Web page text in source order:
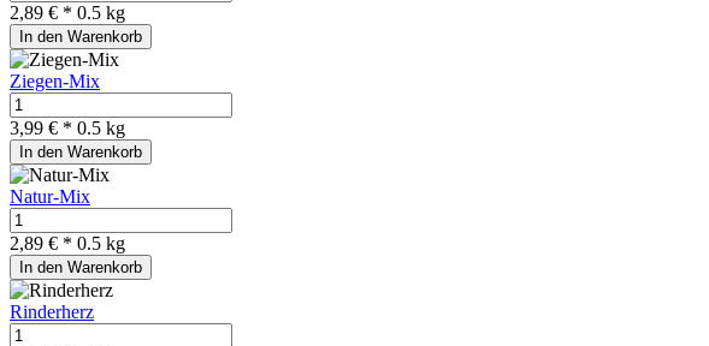
2,89 € * 0.5 kg
In den Warenkorb
Ziegen-Mix
3,99 € * 0.5 kg
In den Warenkorb
Natur-Mix
2,89 € * 0.5 kg
In den Warenkorb
Rinderherz